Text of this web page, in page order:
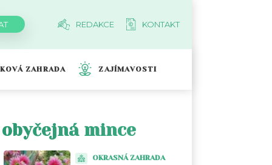
REDAKCE KONTAKT
ZAHRADA ZAJÍMAVOSTI
mince
OKRASNÁ ZAHRADA